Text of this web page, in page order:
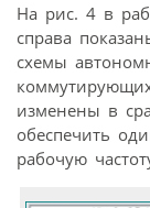
На рис. 4 в
справа
схемы
изменены в
обеспечить
рабочую